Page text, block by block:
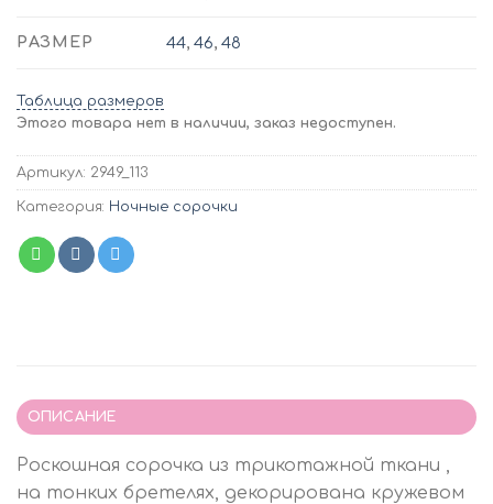
РАЗМЕР 44,46,48
Таблица размеров
Этого товара нет в наличии, заказ недоступен.
Артикул: 2949_113
Категория: Ночные сорочки
ОПИСАНИЕ
Роскошная сорочка из трикотажной ткани ,
на тонких бретелях, декорирована кружевом